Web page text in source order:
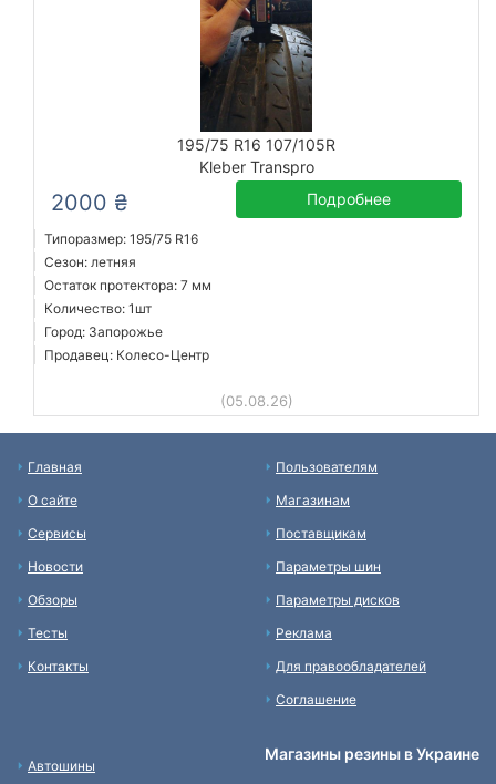
195/75 R16 107/105R
Kleber Transpro
2000 ₴ Подробнее
Типоразмер: 195/75 R16
Сезон: летняя
Остаток протектора: 7 мм
Количество: 1шт
Город: Запорожье
Продавец: Колесо-Центр
(05.08.26)
Главная
О сайте
Сервисы
Новости
Обзоры
Тесты
Контакты
Пользователям
Магазинам
Поставщикам
Параметры шин
Параметры дисков
Реклама
Для правообладателей
Соглашение
Автошины
Магазины резины в Украине